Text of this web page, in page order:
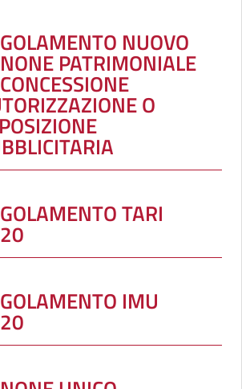
NUOVO
PATRIMONIALE
O
TARI
IMU